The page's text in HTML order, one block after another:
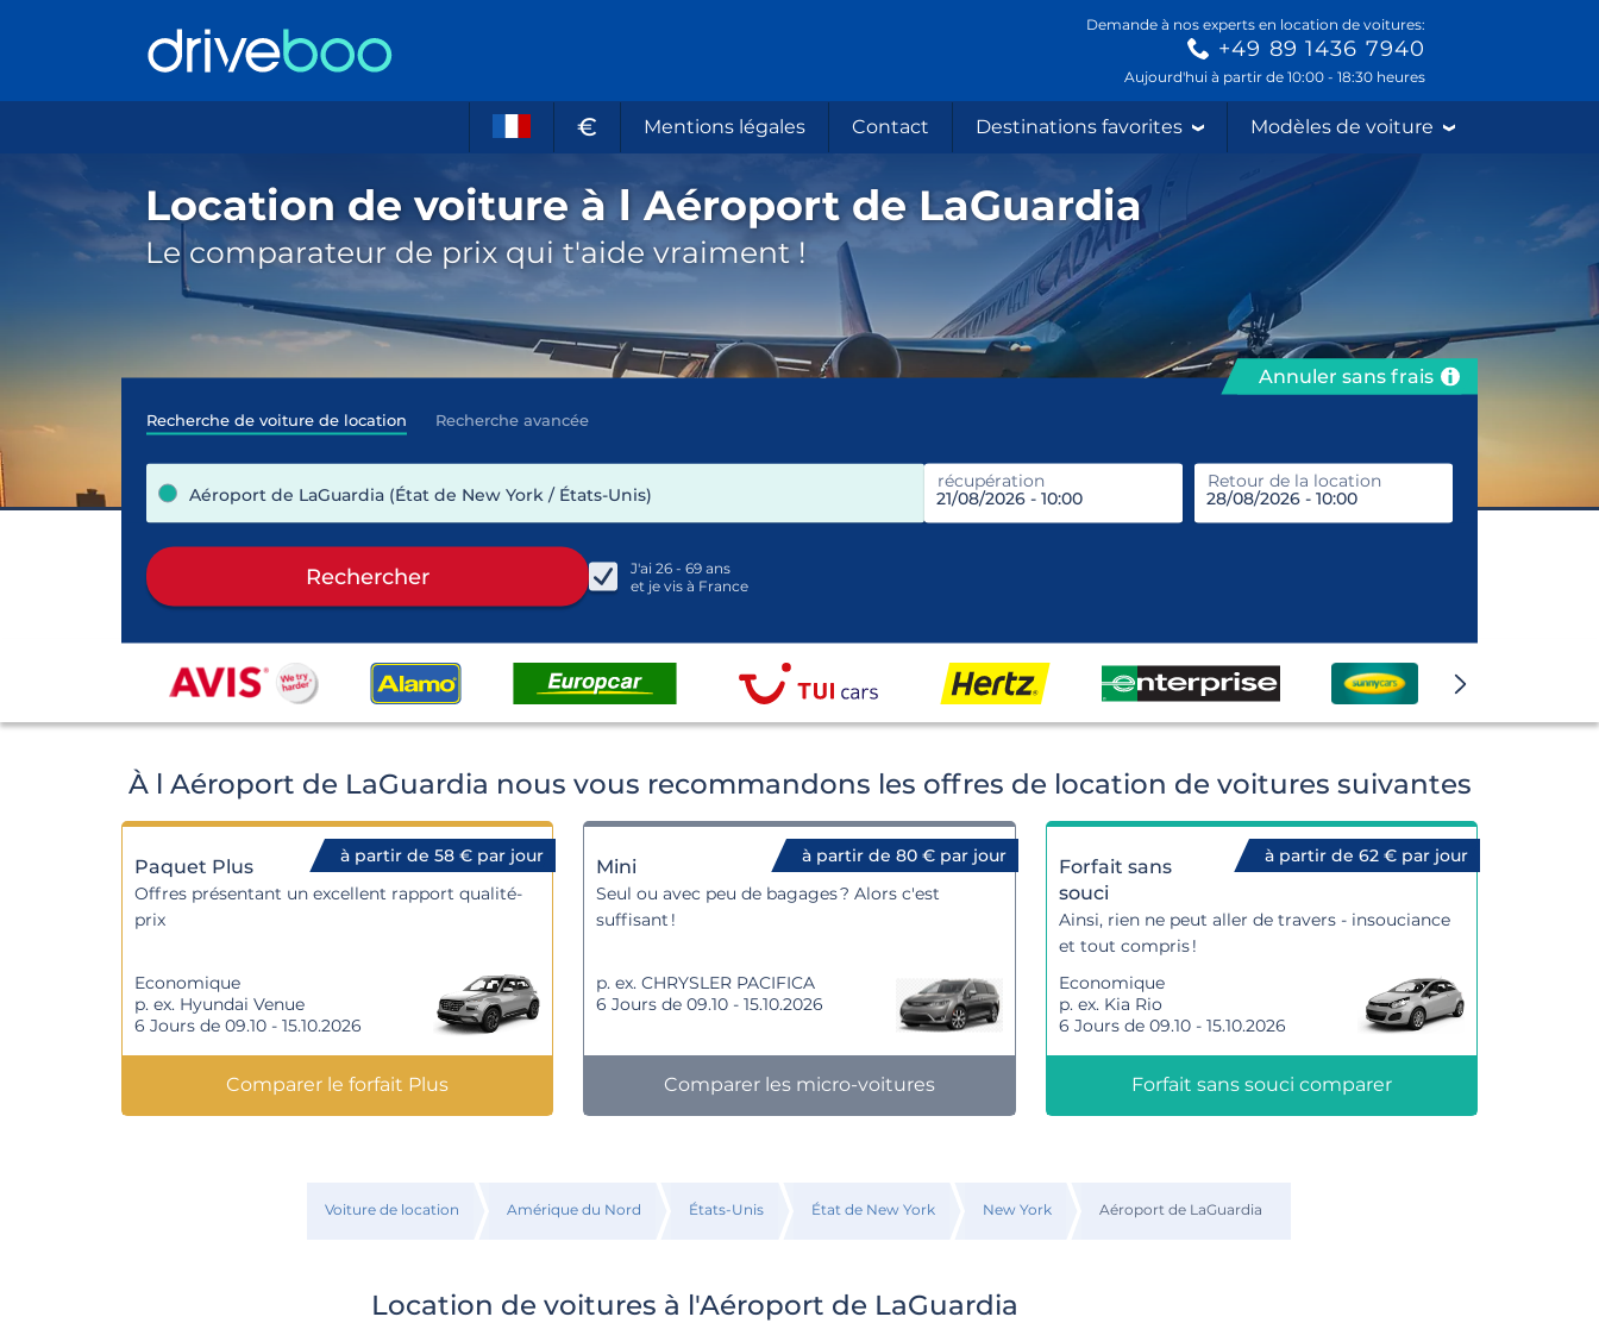
Demande à nos experts en location de voitures:
+49 89 1436 7940
Aujourd'hui à partir de 10:00 - 18:30 heures
€ Mentions légales Contact Destinations favorites Modèles de voiture
Location de voiture à l Aéroport de LaGuardia
Le comparateur de prix qui t'aide vraiment !
Annuler sans frais
Recherche de voiture de location Recherche avancée
Aéroport de LaGuardia (État de New York / États-Unis)
récupération Retour de la location
prendre
J'ai 26 - 69 ans
et je vis à France
Rechercher
À l Aéroport de LaGuardia nous vous recommandons les offres de location de voitures suivantes
à partir de 58 € par jour
Paquet Plus
Offres présentant un excellent rapport qualité-
prix
Economique
p. ex. Hyundai Venue
6 Jours de 09.10 - 15.10.2026
Comparer le forfait Plus
à partir de 80 € par jour
Mini
Seul ou avec peu de bagages ? Alors c'est
suffisant !
p. ex. CHRYSLER PACIFICA
6 Jours de 09.10 - 15.10.2026
Comparer les micro-voitures
à partir de 62 € par jour
Forfait sans
souci
Ainsi, rien ne peut aller de travers - insouciance
et tout compris !
Economique
p. ex. Kia Rio
6 Jours de 09.10 - 15.10.2026
Forfait sans souci comparer
Voiture de location Amérique du Nord États-Unis État de New York New York Aéroport de LaGuardia
Location de voitures à l'Aéroport de LaGuardia